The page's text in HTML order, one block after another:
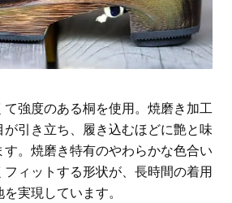
強度のある桐を使用。焼磨き加工
が引き立ち、履き込むほどに艶と味
す。焼磨き特有のやわらかな色合い
フィットする形状が、長時間の着用
実現しています。